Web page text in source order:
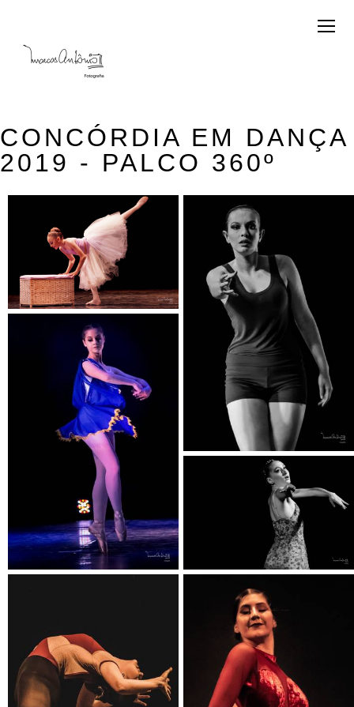
CONCÓRDIA EM DANÇA
2019 - PALCO 360º